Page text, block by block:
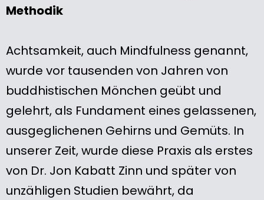
Methodik
Achtsamkeit, auch Mindfulness genannt,
wurde vor tausenden von Jahren von
buddhistischen Mönchen geübt und
gelehrt, als Fundament eines gelassenen,
ausgeglichenen Gehirns und Gemüts. In
unserer Zeit, wurde diese Praxis als erstes
von Dr. Jon Kabatt Zinn und später von
unzähligen Studien bewährt, da